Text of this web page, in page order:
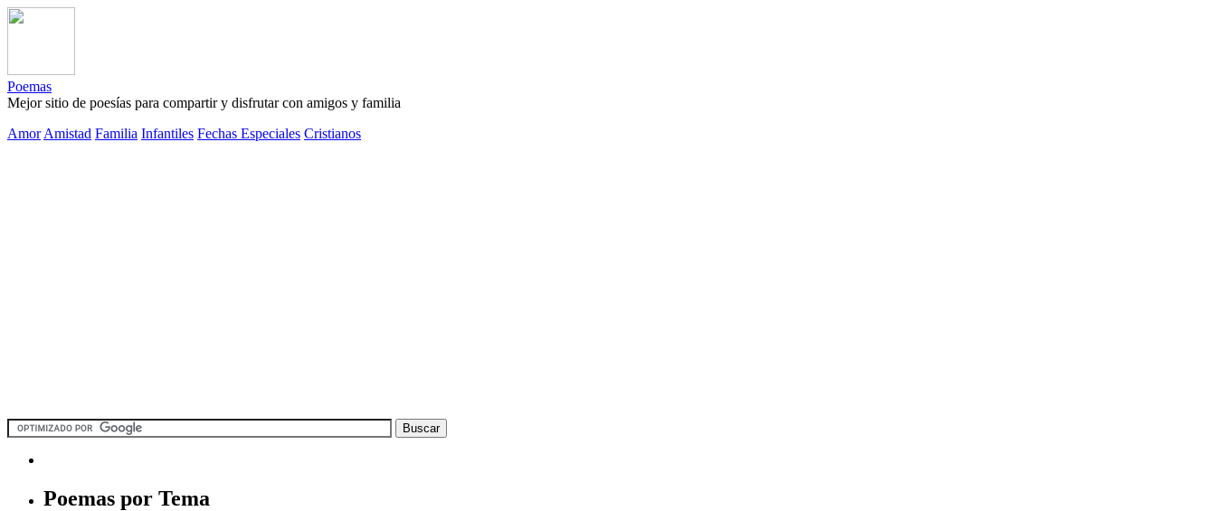
Poemas
Mejor sitio de poesías para compartir y disfrutar con amigos y familia
Amor Amistad Familia Infantiles Fechas Especiales Cristianos
Poemas por Tema